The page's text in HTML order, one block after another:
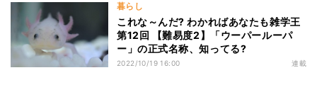
暮らし
これな～んだ? わかればあなたも雑学王
第12回 【難易度2】「ウーパールーパ
ー」の正式名称、知ってる?
2022/10/19 16:00 連載